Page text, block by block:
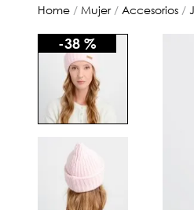
mujer accesorios
-38 %